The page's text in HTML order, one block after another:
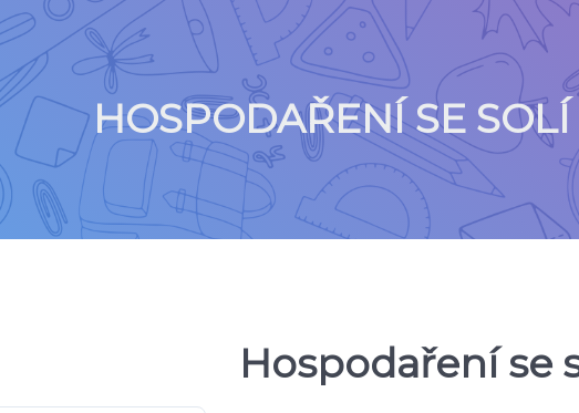
HOSPODAŘENÍ SE SOLÍ
Hospodaření se